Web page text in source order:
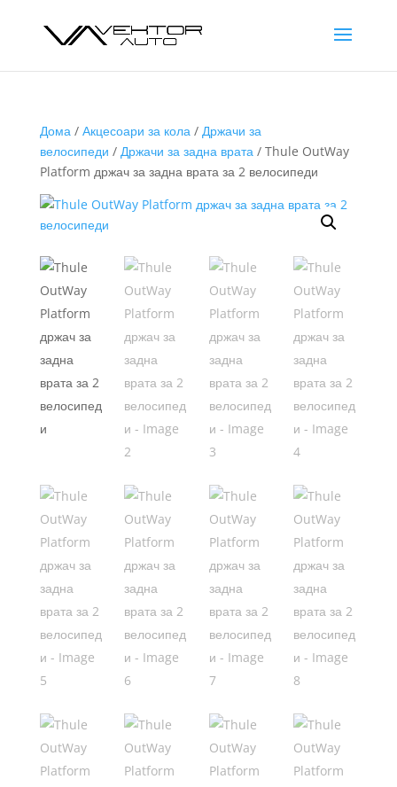
Дома/ Акцесоари за кола/ Држачи за
велосипеди / Држачи за задна врата/ Thule OutWay
Platform држач за задна врата за 2 велосипеди